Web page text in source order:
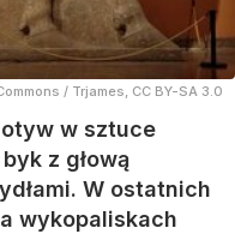
/ Trjames, CC BY-SA 3.0
w sztuce
z głową
W ostatnich
wykopaliskach